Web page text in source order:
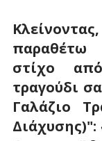
Κλείνοντας,
παραθέτω
στίχο
τραγούδι
Γαλάζιο
Διάχυσης)":